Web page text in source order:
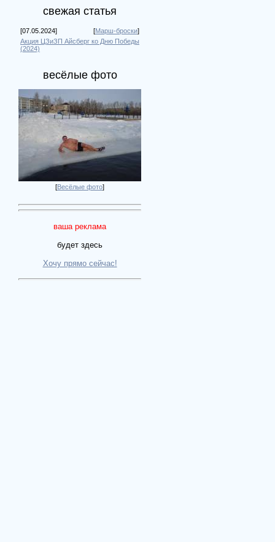
свежая статья
[07.05.2024] [Марш-броски]
Акция ЦЗиЗП Айсберг ко Дню Победы
(2024)
весёлые фото
[Весёлые фото]
ваша реклама
будет здесь
Хочу прямо сейчас!